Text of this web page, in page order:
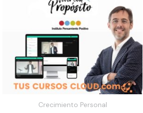
Crecimiento Personal